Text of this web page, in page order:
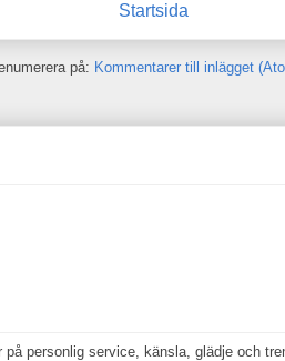
Startsida
på: Kommentarer till inlägget
personlig service, känsla, glädje och